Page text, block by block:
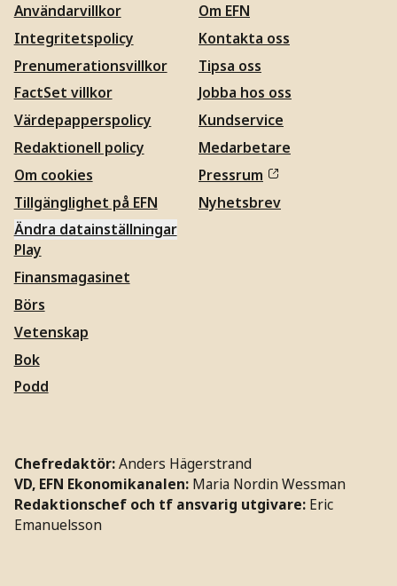
Användarvillkor
Integritetspolicy
Prenumerationsvillkor
FactSet villkor
Värdepapperspolicy
Redaktionell policy
Om cookies
Tillgänglighet på EFN
Ändra datainställningar
Om EFN
Kontakta oss
Tipsa oss
Jobba hos oss
Kundservice
Medarbetare
Pressrum
Nyhetsbrev
Play
Finansmagasinet
Börs
Vetenskap
Bok
Podd
Chefredaktör:Anders Hägerstrand
VD, EFN Ekonomikanalen: Maria Nordin Wessman
Redaktionschef och tf ansvarig utgivare: Eric
Emanuelsson